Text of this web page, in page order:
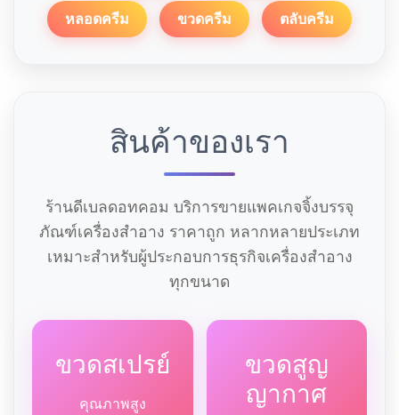
หลอดครีม ขวดครีม ตลับครีม
สินค้าของเรา
ร้านดีเบลดอทคอม บริการขายแพคเกจจิ้งบรรจุ
ภัณฑ์เครื่องสำอาง ราคาถูก หลากหลายประเภท
เหมาะสำหรับผู้ประกอบการธุรกิจเครื่องสำอาง
ทุกขนาด
ขวดสเปรย์
คุณภาพสูง
ขวดสูญ
ญากาศ